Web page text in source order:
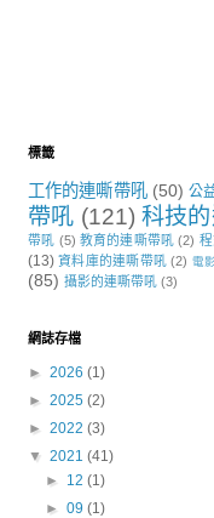
標籤
工作的連嘶帶吼 (50) 公
帶吼 (121) 科技
帶吼 (5) 教育的連嘶帶吼 (2)
(13) 資料庫的連嘶帶吼 (2) 電
(85) 攝影的連嘶帶吼 (3)
網誌存檔
► 2026 (1)
► 2025 (2)
► 2022 (3)
▼ 2021 (41)
► 12(1)
►09(1)